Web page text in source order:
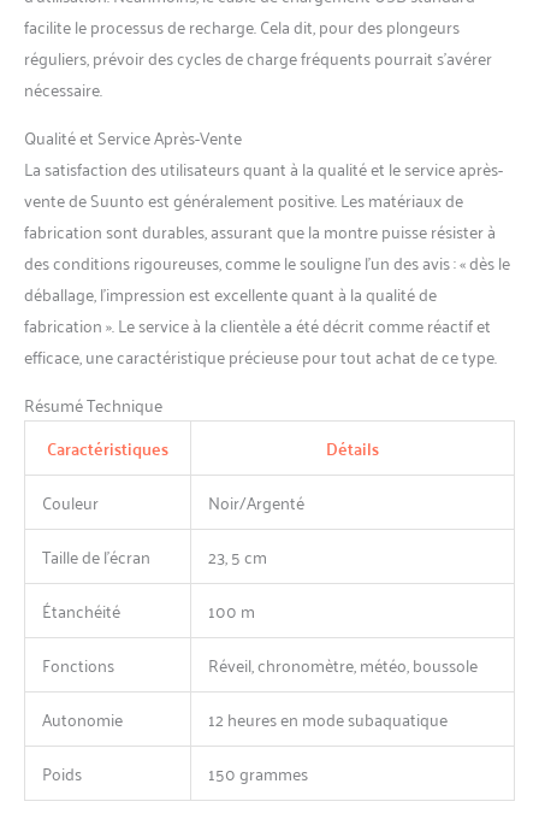
paramètres des gaz, des
algorithmes et des alarmes
de plongée 【Connexion
depuis votre poignet
Associez votre Suunto D5
au Suunto Tank POD avant
de plonger pour connaître
sans fil la pression du
réservoir sur l'écran Après
votre plongée, vérifiez votre
consommation d'air dans
l'application Suunto (par
Suunto Tank POD) et
améliorez votre plongée
【La Plongée en Toute
Simplicité】Il peut afficher
clairement le temps sous
plongée, la température de
Et peut stocker 99
enregistrements de plongée
Planifiez et analysez les
plongées et les informations
de plongée, la
programmation des gaz et
connectez-vous à votre
smartphone via Bluetooth
facilite le processus de recharge. Cela dit, pour des plongeurs
réguliers, prévoir des cycles de charge fréquents pourrait s’avérer
nécessaire.
Qualité et Service Après-Vente
La satisfaction des utilisateurs quant à la qualité et le service après-
vente de Suunto est généralement positive. Les matériaux de
fabrication sont durables, assurant que la montre puisse résister à
des conditions rigoureuses, comme le souligne l’un des avis : « dès le
déballage, l’impression est excellente quant à la qualité de
fabrication ». Le service à la clientèle a été décrit comme réactif et
efficace, une caractéristique précieuse pour tout achat de ce type.
Résumé Technique
Caractéristiques Détails
Couleur
Noir/Argenté
Taille de l’écran
23, 5 cm
Étanchéité
100 m
Fonctions
Réveil, chronomètre, météo, boussole
Autonomie
12 heures en mode subaquatique
Poids
150 grammes